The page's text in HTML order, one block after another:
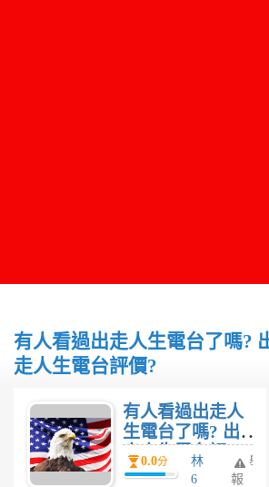
有人看過出走人生電台了嗎?
走人生電台評價?
有人看過出走人
生電台了嗎? 出
走人生電台評
價?
0.0分
林
6
舉
報